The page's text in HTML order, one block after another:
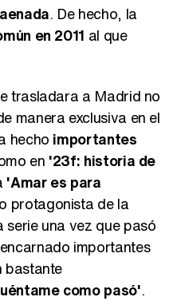
. De hecho, la
en 2011 al que
trasladara a Madrid no
manera exclusiva en el
hecho importantes
en '23f: historia de
'Amar es para
protagonista de la
una vez que pasó
importantes
bastante
como pasó'.